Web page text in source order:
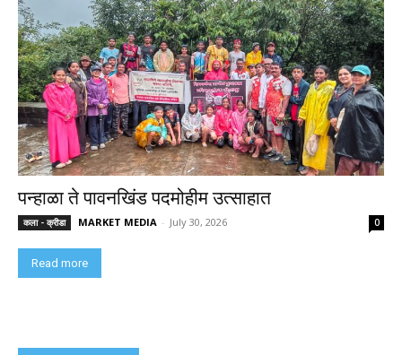
पन्हाळा ते पावनखिंड पदमोहीम उत्साहात
कला - क्रीडा MARKET MEDIA - July 30, 2026 0
Read more